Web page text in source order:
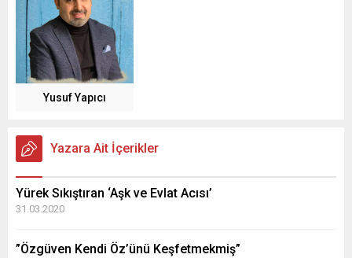
Yusuf Yapıcı
Yazara Ait İçerikler
Yürek Sıkıştıran ‘Aşk ve Evlat Acısı’
31.03.2020
”Özgüven Kendi Öz’ünü Keşfetmekmiş”